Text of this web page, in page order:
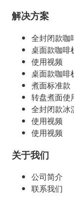
解决方案
全封闭款咖
桌面款咖啡
使用视频
桌面款咖啡
煮面标准款
转盘煮面使
全封闭款冰
使用视频
使用视频
关于我们
公司简介
联系我们